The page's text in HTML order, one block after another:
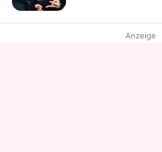
Anzeige